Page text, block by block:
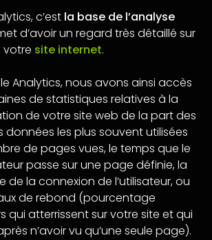
c’est la base de l’analyse
d’avoir un regard très détaillé sur
votre site internet.
Analytics, nous avons ainsi accès
de statistiques relatives à la
de votre site web de la part des
données les plus souvent utilisées
de pages vues, le temps que le
passe sur une page définie, la
de la connexion de l’utilisateur, ou
de rebond (pourcentage
qui atterrissent sur votre site et qui
n’avoir vu qu’une seule page).